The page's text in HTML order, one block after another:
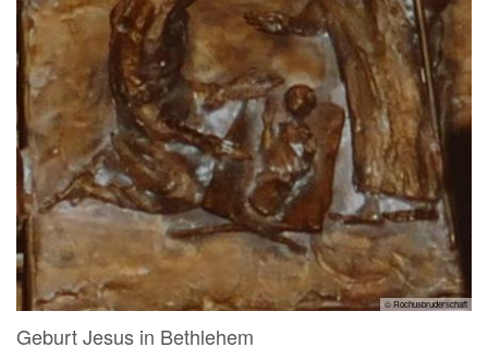
© Rochusbruderschaft
Geburt Jesus in Bethlehem